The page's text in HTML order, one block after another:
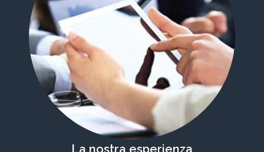
La nostra esperienza